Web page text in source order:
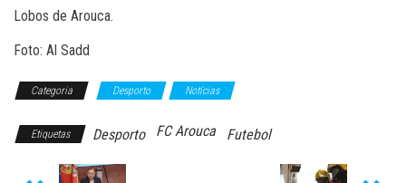
Lobos de Arouca.
Foto: Al Sadd
Categoria Desporto Notícias
Etiquetas Desporto FC Arouca Futebol